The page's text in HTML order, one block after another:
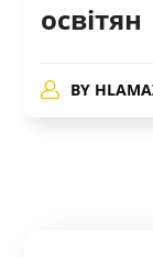
освітян
BY